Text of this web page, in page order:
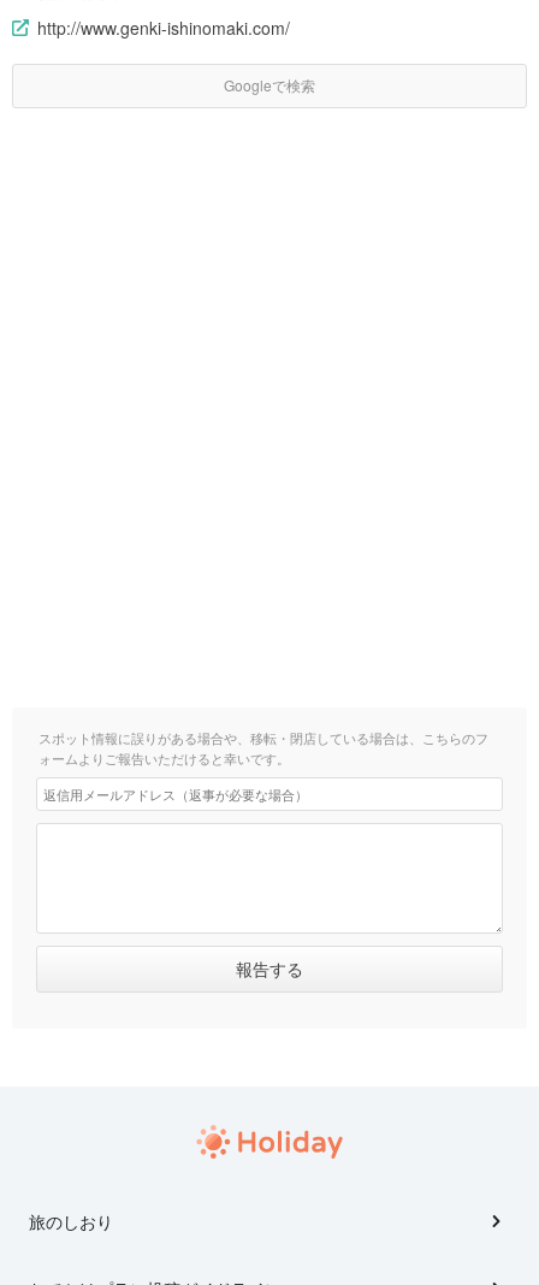
http://www.genki-ishinomaki.com/
Googleで検索
スポット情報に誤りがある場合や、移転・閉店している場合は、こちらのフ
ォームよりご報告いただけると幸いです。
旅のしおり